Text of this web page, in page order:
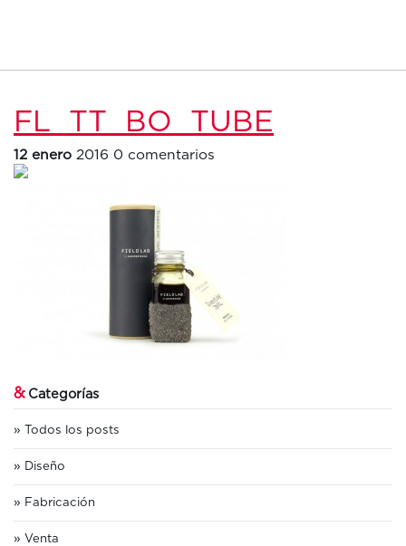
FL_TT_BO_TUBE
12 enero 2016 0 comentarios
&Categorías
Todos los posts
Diseño
Fabricación
Venta